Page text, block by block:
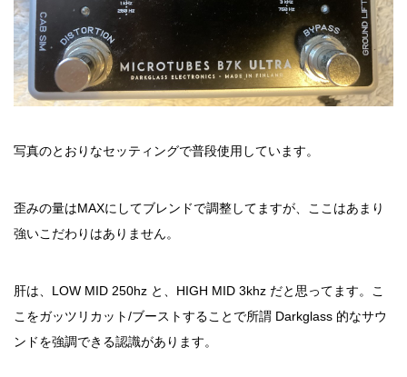
写真のとおりなセッティングで普段使用しています。
歪みの量はMAXにしてブレンドで調整してますが、ここはあまり
強いこだわりはありません。
肝は、LOW MID 250hz と、HIGH MID 3khz だと思ってます。こ
こをガッツリカット/ブーストすることで所謂 Darkglass 的なサウ
ンドを強調できる認識があります。